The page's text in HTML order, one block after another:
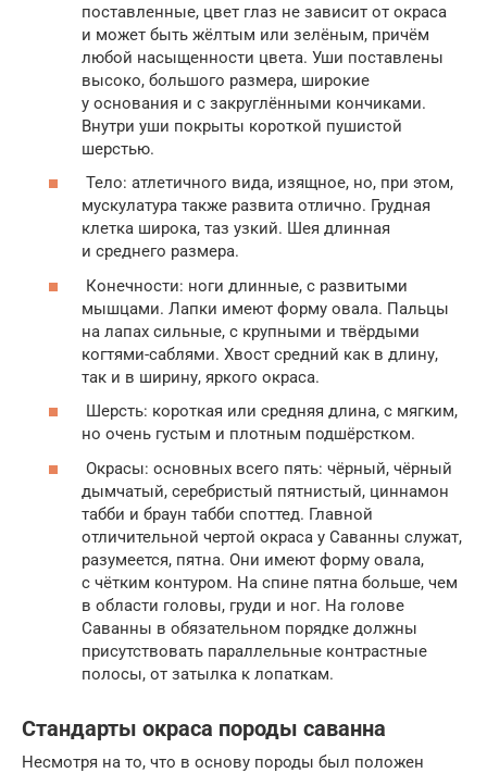
поставленные, цвет глаз не зависит от окраса
и может быть жёлтым или зелёным, причём
любой насыщенности цвета. Уши поставлены
высоко, большого размера, широкие
у основания и с закруглёнными кончиками.
Внутри уши покрыты короткой пушистой
шерстью.
Тело: атлетичного вида, изящное, но, при этом,
мускулатура также развита отлично. Грудная
клетка широка, таз узкий. Шея длинная
и среднего размера.
Конечности: ноги длинные, с развитыми
мышцами. Лапки имеют форму овала. Пальцы
на лапах сильные, с крупными и твёрдыми
когтями-саблями. Хвост средний как в длину,
так и в ширину, яркого окраса.
Шерсть: короткая или средняя длина, с мягким,
но очень густым и плотным подшёрстком.
Окрасы: основных всего пять: чёрный, чёрный
дымчатый, серебристый пятнистый, циннамон
табби и браун табби споттед. Главной
отличительной чертой окраса у Саванны служат,
разумеется, пятна. Они имеют форму овала,
с чётким контуром. На спине пятна больше, чем
в области головы, груди и ног. На голове
Саванны в обязательном порядке должны
присутствовать параллельные контрастные
полосы, от затылка к лопаткам.
Стандарты окраса породы саванна
Несмотря на то, что в основу породы был положен